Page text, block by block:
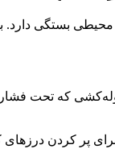
بستگی دارد.
که تحت فشار
پر کردن درزهای